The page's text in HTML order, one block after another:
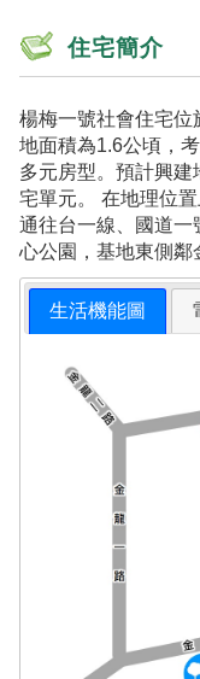
住宅簡介
楊梅一號社會住宅位
地面積為1.6公頃，
多元房型。預計興
宅單元。 在地理位
通往台一線、國道一
心公園，基地東側鄰
生活機能圖